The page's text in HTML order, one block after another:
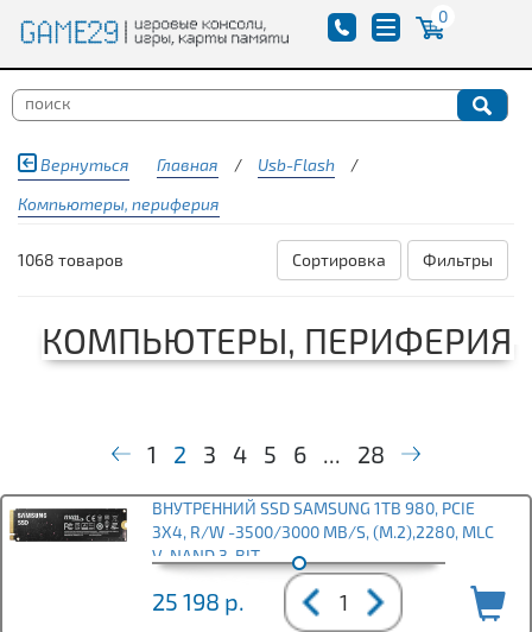
0
Вернуться Главная / Usb-Flash
/
Компьютеры, периферия
1068 товаров Фильтры
Сортировка
КОМПЬЮТЕРЫ, ПЕРИФЕРИЯ
1 2 3 4 5 6 ... 28
ВНУТРЕННИЙ SSD SAMSUNG 1TB 980, PCIE
3X4, R/W -3500/3000 MB/S, (M.2),2280, MLC
V-NAND 3-BIT
25 198 р.